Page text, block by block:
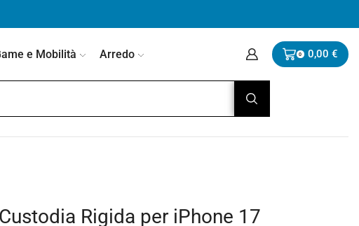
e Mobilità Arredo 0 0,00 €
Rigida per iPhone 17